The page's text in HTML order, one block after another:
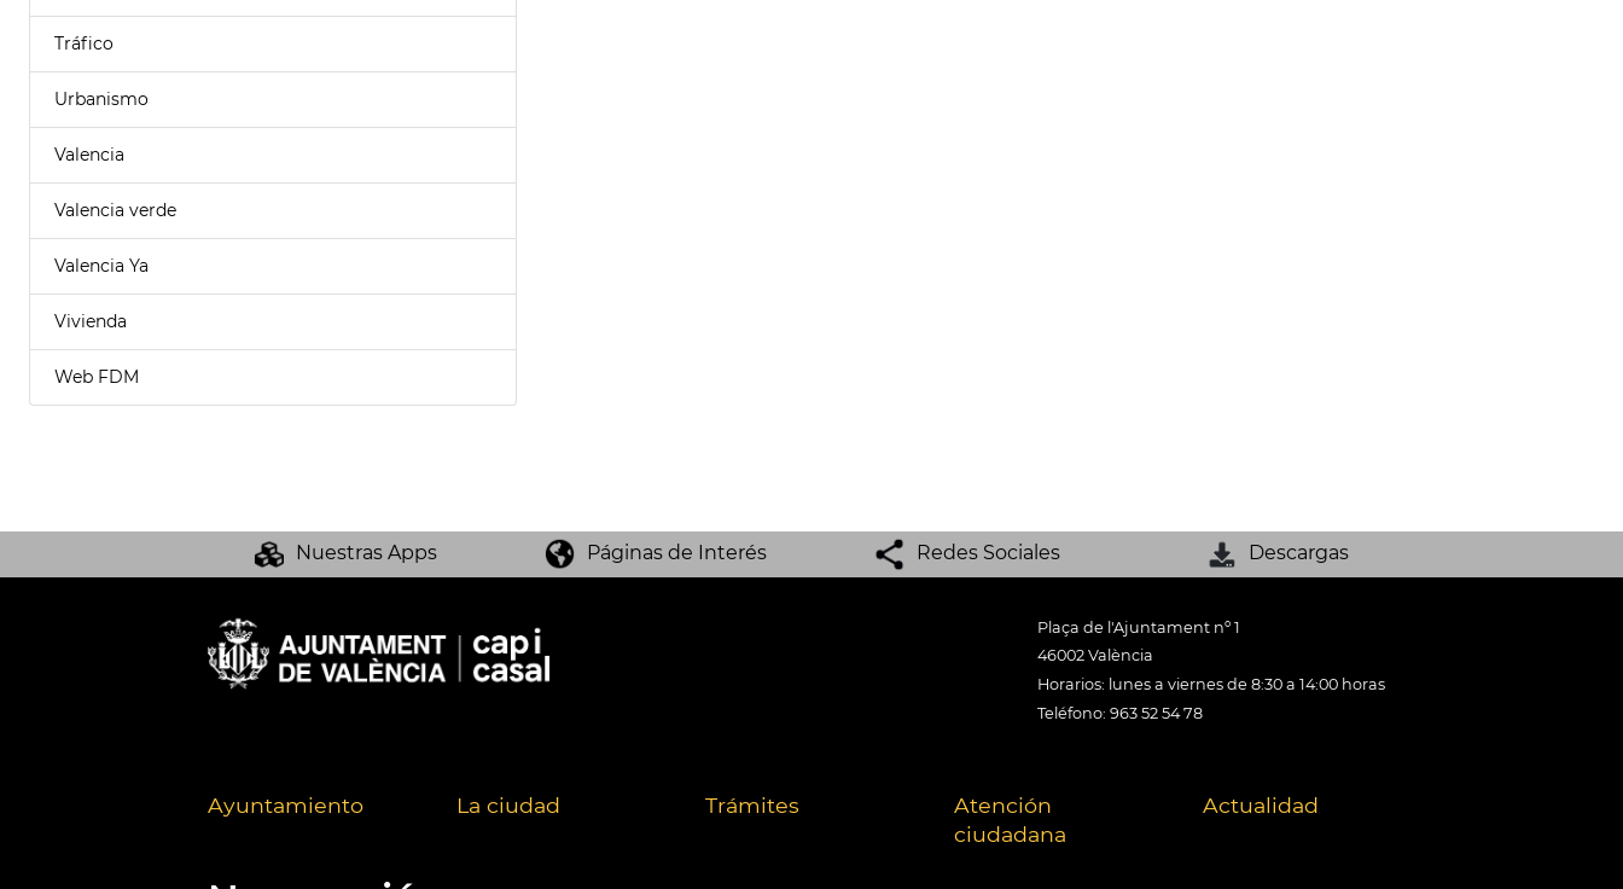
Tráfico
Urbanismo
Valencia
Valencia verde
Valencia Ya
Vivienda
Web FDM
Nuestras Apps Páginas de Interés Redes Sociales Descargas
Plaça de l'Ajuntament nº 1
46002 València
Horarios: lunes a viernes de 8:30 a 14:00 horas
Teléfono: 963 52 54 78
Ayuntamiento La ciudad Trámites
Atención
ciudadana
Actualidad